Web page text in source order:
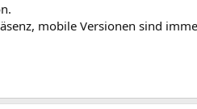
mobile Versionen sind